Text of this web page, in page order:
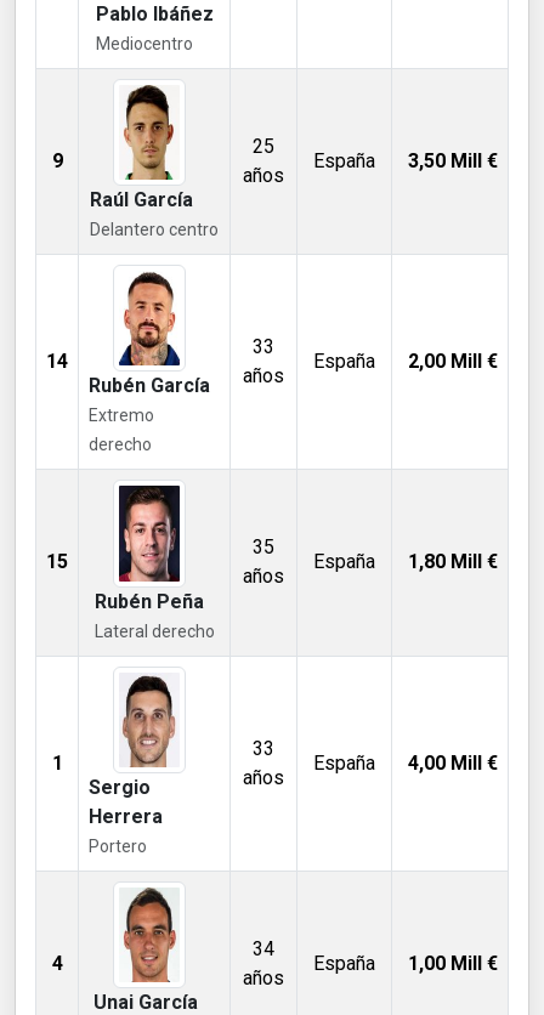
Pablo Ibáñez
Mediocentro
9
Raúl García
Delantero centro
25
años
España 3,50 Mill €
14
Rubén García
Extremo
derecho
33
años
España 2,00 Mill €
15
Rubén Peña
Lateral derecho
35
años
España 1,80 Mill €
1
Sergio
Herrera
Portero
33
años
España 4,00 Mill €
4
Unai García
34
años
España 1,00 Mill €